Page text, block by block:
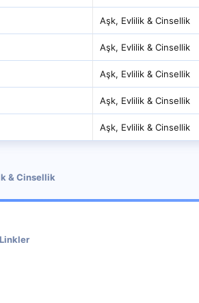
Aşk, Evlilik & Cinsellik
Aşk, Evlilik & Cinsellik
Aşk, Evlilik & Cinsellik
Aşk, Evlilik & Cinsellik
Aşk, Evlilik & Cinsellik
& Cinsellik
Linkler